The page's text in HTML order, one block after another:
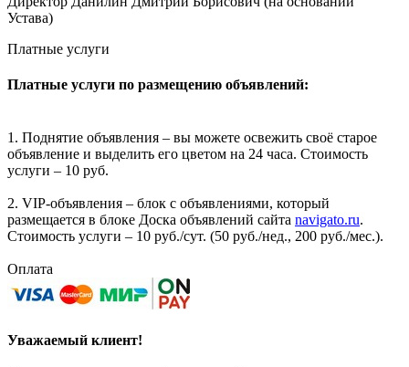
Устава)
Платные услуги
Платные услуги по размещению объявлений:
1. Поднятие объявления – вы можете освежить своё старое
объявление и выделить его цветом на 24 часа. Стоимость
услуги – 10 руб.
2. VIP-объявления – блок с объявлениями, который
размещается в блоке Доска объявлений сайта navigato.ru.
Стоимость услуги – 10 руб./сут. (50 руб./нед., 200 руб./мес.).
Оплата
Уважаемый клиент!